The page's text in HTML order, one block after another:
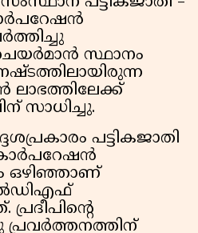
സ്ഥാനം
സാധിച്ചു.
പട്ടികജാതി
ഒഴിഞ്ഞാണ്
പ്രവർത്തനത്തിന്